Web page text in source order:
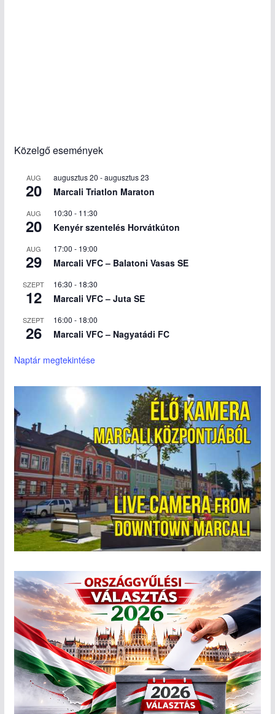
Közelgő események
AUG
20
augusztus 20 -augusztus 23
Marcali Triatlon Maraton
AUG
20
10:30 - 11:30
Kenyér szentelés Horvátkúton
AUG
29
17:00 - 19:00
Marcali VFC – Balatoni Vasas SE
SZEPT
12
16:30 - 18:30
Marcali VFC – Juta SE
SZEPT
26
16:00 - 18:00
Marcali VFC – Nagyatádi FC
Naptár megtekintése